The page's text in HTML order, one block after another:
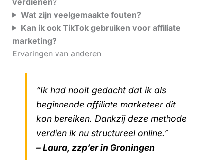
Wat zijn veelgemaakte fouten?
Kan ik ook TikTok gebruiken voor affiliate
marketing?
Ervaringen van anderen
“Ik had nooit gedacht dat ik als
beginnende affiliate marketeer dit
kon bereiken. Dankzij deze methode
verdien ik nu structureel online.”
– Laura, zzp’er in Groningen